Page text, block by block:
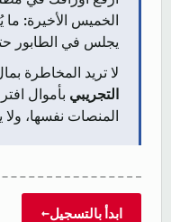
الخميس الأخيرة: ما
يجلس في الطابور
لا تريد المخاطرة
التجريبي بأموال
المنصات نفسها، ولا
ابدأ بالتسجيل→